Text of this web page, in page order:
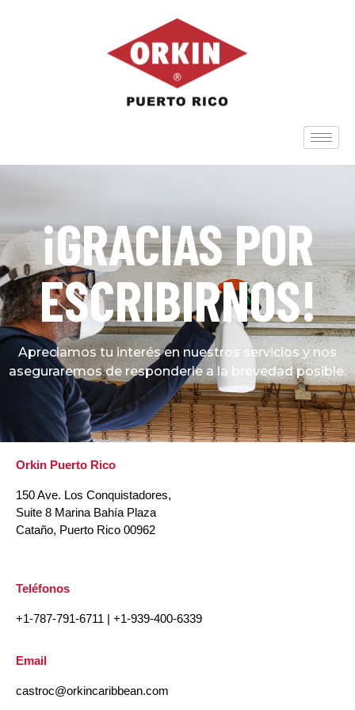
¡GRACIAS POR
ESCRIBIRNOS!
Apreciamos tu interés en nuestros servicios y nos
aseguraremos de responderle a la brevedad posible.
Orkin Puerto Rico
150 Ave. Los Conquistadores,
Suite 8 Marina Bahía Plaza
Cataño, Puerto Rico 00962
Teléfonos
+1-787-791-6711 | +1-939-400-6339
Email
castroc@orkincaribbean.com